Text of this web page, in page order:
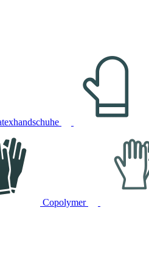
Copolymer